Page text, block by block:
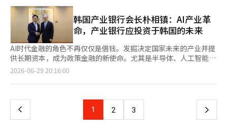
通过基于心理学的人际关系公式和理论的建立，以及教育和案例的
验证，证明了人际关系也需要科学的方式进行处理。他致力于帮助
那些对自己的内心一无所知或在人际关系中感到困扰的人。 主要
著作包括《心灵设计的力量》、《偷心的对话法》、《小谈话》、
《某心理学家与骗子的对话》、《只是随口一说而已》、《心灵得
到整理》、《不消耗情感的对话法》等。※ 本报道经人工智能
（AI）系统翻译与编辑。
价已经很高，再加上这种价格的稳定预期被打破，导致预期通胀加
剧，特朗普政府也会感到紧张，不是吗？”（第217页）※ 本报道
经人工智能（AI）系统翻译与编辑。
对母亲“不能扔石头”的训诫的反驳：“妈妈，大卫扔石头也得到
了爱啊？！”展现了他顽皮和自由的性格。 神经林散文集-山让我
成为野花=都钟焕编，长江文艺出版社。 这是为纪念神经林诗人而
出版的遗作散文集，涵盖了光复、6·25战争、4·19革命、军事
独裁和六四抗争等韩国现代史的曲折历程。诗人将对文学、生活和
时代的思考倾诉而出。 编者都钟焕诗人表示：“神经林老师所走
过的艰辛之路，就是我们文学所走过的艰辛之路，这构成了韩国文
学史的骨架。”并称这是对韩国现代诗文学史的反思，以及对诗歌
应有何种样态的诚实发言。 书中还记录了从成名作《芦苇》到
物的灵魂之旅”，回顾自我更新的过程。通过自然和日常生活中获
得的温暖洞察，关注教育、环境、统一等多样的社会议题。※ 本
报道经人工智能（AI）系统翻译与编辑。
往往源于身体的异常，如血糖不稳定、高脂血症、内脏脂肪和炎症
反应等。 作者表示，心理恢复力与身体恢复力如同一个环相互连
接。压力会加剧肠道炎症，而炎症则会导致无力和抑郁。内脏脂肪
也会增加抑郁症的风险，而高脂血症与痴呆风险相关。一位失去动
力的40岁职员通过降低胆固醇的高脂血症药物和营养补充剂
Omega-3，重新找回了动力。问题出在糖尿病的可能性以及高血
压和胆固醇上。 增强恢复力的方法很简单。作者建议，当心理感
到混乱时，可以在森林或公园散步20分钟；当无缘无故感到焦虑
时，检查最近的睡眠时间。他还建议早晨多摄入蛋白质而非糖分，
去的“反刍”会导致压力激素皮质醇和炎症反应，并对血糖、血管
和代谢系统造成负担。他指出：“与其问‘为什么会发生这样的
韩国产业银行会长朴相镇：AI产业革
命，产业银行应投资于韩国的未来
AI时代金融的角色不再仅仅是借钱。发掘决定国家未来的产业并提
供长期资本，成为政策金融的新使命。尤其是半导体、人工智能、
数据中心、生物科技和能源产业，这些领域需要大规模投资，单靠
中，正在将产业银行转变为韩国AI产业革命的金融平台。自上任以
业基金，建立支持AI、半导体和未来产业的体系。他将产业银行的
角色重新定义为不仅仅是国策银行，而是设计韩国产业竞争力的投
2026-06-29 20:16:00
上
页
1 2 3 下